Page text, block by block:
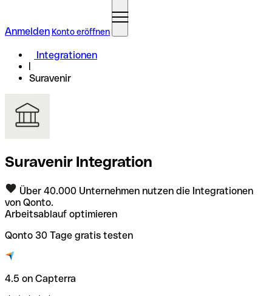
Anmelden Konto eröffnen
Integrationen
Suravenir
Suravenir Integration
Über 40.000 Unternehmen nutzen die Integrationen
von Qonto.
Arbeitsablauf optimieren
Qonto 30 Tage gratis testen
4.5 on Capterra